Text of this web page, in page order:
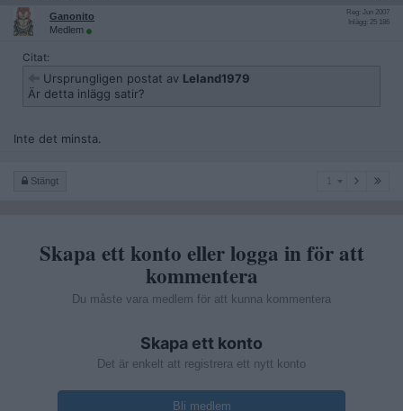
Ganonito
Medlem
Reg: Jun 2007
Inlägg: 25 186
Citat:
Ursprungligen postat av Leland1979
Är detta inlägg satir?
Inte det minsta.
Stängt
Skapa ett konto eller logga in för att
kommentera
Du måste vara medlem för att kunna kommentera
Skapa ett konto
Det är enkelt att registrera ett nytt konto
Bli medlem